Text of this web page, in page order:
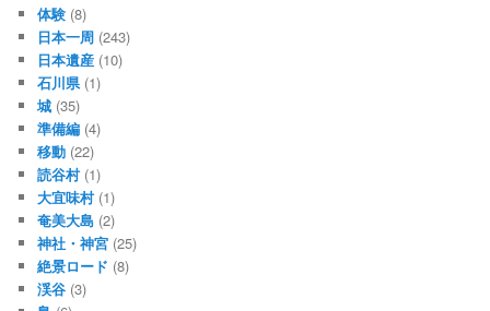
体験 (8)
日本一周 (243)
日本遺産 (10)
石川県(1)
城 (35)
準備編 (4)
移動 (22)
読谷村(1)
大宜味村(1)
奄美大島 (2)
神社・神宮 (25)
絶景ロード (8)
渓谷 (3)